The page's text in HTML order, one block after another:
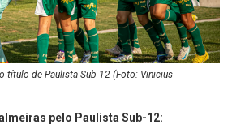
título de Paulista Sub-12 (Foto: Vinicius
pelo Paulista Sub-12: